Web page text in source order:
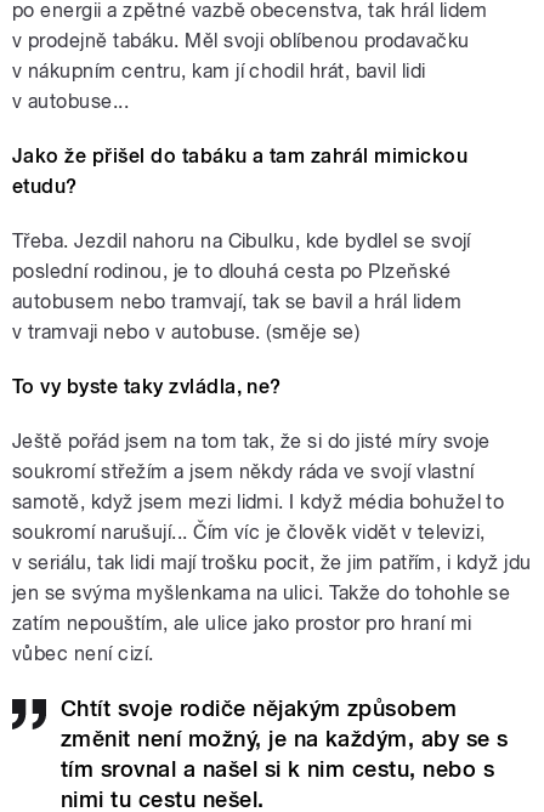
po energii a zpětné vazbě obecenstva, tak hrál lidem
v prodejně tabáku. Měl svoji oblíbenou prodavačku
v nákupním centru, kam jí chodil hrát, bavil lidi
v autobuse...
Jako že přišel do tabáku a tam zahrál mimickou
etudu?
Třeba. Jezdil nahoru na Cibulku, kde bydlel se svojí
poslední rodinou, je to dlouhá cesta po Plzeňské
autobusem nebo tramvají, tak se bavil a hrál lidem
v tramvaji nebo v autobuse. (směje se)
To vy byste taky zvládla, ne?
Ještě pořád jsem na tom tak, že si do jisté míry svoje
soukromí střežím a jsem někdy ráda ve svojí vlastní
samotě, když jsem mezi lidmi. I když média bohužel to
soukromí narušují... Čím víc je člověk vidět v televizi,
v seriálu, tak lidi mají trošku pocit, že jim patřím, i když jdu
jen se svýma myšlenkama na ulici. Takže do tohohle se
zatím nepouštím, ale ulice jako prostor pro hraní mi
vůbec není cizí.
Chtít svoje rodiče nějakým způsobem
změnit není možný, je na každým, aby se s
tím srovnal a našel si k nim cestu, nebo s
nimi tu cestu nešel.